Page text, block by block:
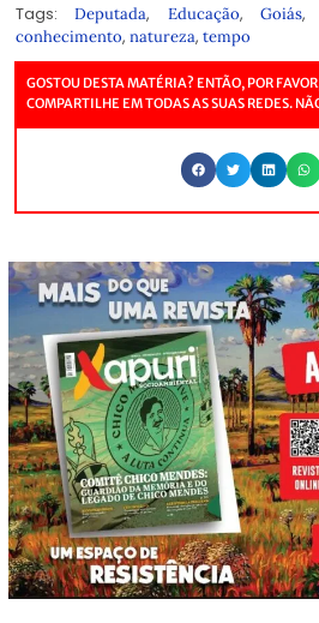
Tags:Deputada, Educação,Goiás
conhecimento, natureza, tempo
GOSTOU DESTA MATÉRIA? ENTÃO, POR
COMPARTILHE EM TODAS AS SUAS REDES.